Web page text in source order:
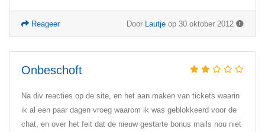
Door Lautje op 30 oktober 2012
Reageer
Onbeschoft
Na div reacties op de site, en het aan maken van tickets waarin
ik al een paar dagen vroeg waarom ik was geblokkeerd voor de
chat, en over het feit dat de nieuw gestarte bonus mails nou niet